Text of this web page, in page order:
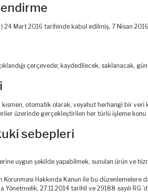
Mart 2016 tarihinde kabul edilmiş, 7 Nisan 2016
çerçevede; kaydedilecek, saklanacak,
kısmen, otomatik olarak, veyahut herhangi bir
üzerinde gerçekleştirilen her türlü işleme
sebepleri
uygun şekilde yapabilmek, sunulan ürün ve
Hakkında Kanun ile bu düzenlemelere
Yönetmelik, 27.11.2014 tarihli ve 29188 sayılı